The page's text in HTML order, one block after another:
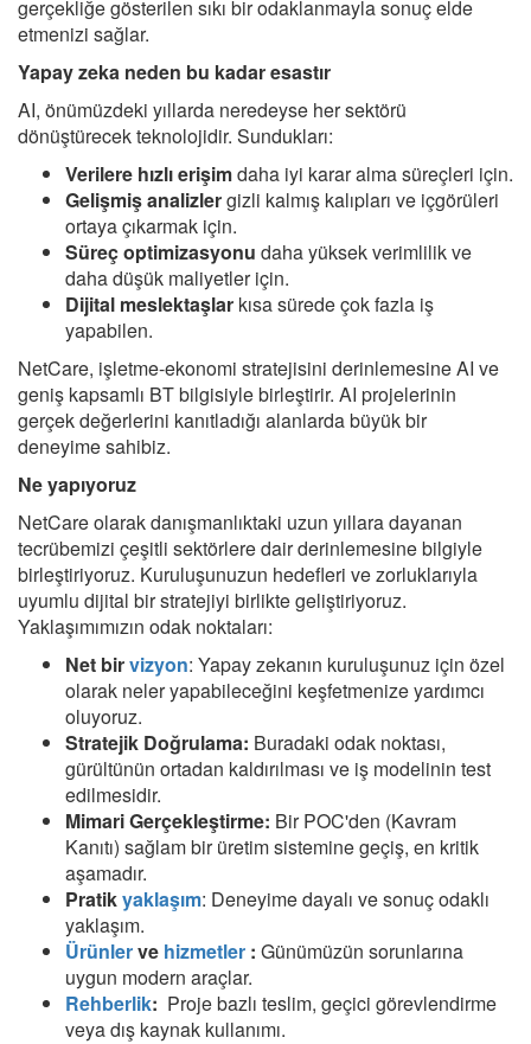
gerçekliğe gösterilen sıkı bir odaklanmayla sonuç elde
etmenizi sağlar.
Yapay zeka neden bu kadar esastır
AI, önümüzdeki yıllarda neredeyse her sektörü
dönüştürecek teknolojidir. Sundukları:
Verilere hızlı erişimdaha iyi karar alma süreçleri için.
Gelişmiş analizlergizli kalmış kalıpları ve içgörüleri
ortaya çıkarmak için.
Süreç optimizasyonu daha yüksek verimlilik ve
daha düşük maliyetler için.
Dijital meslektaşlar kısa sürede çok fazla iş
yapabilen.
NetCare, işletme-ekonomi stratejisini derinlemesine AI ve
geniş kapsamlı BT bilgisiyle birleştirir. AI projelerinin
gerçek değerlerini kanıtladığı alanlarda büyük bir
deneyime sahibiz.
Ne yapıyoruz
NetCare olarak danışmanlıktaki uzun yıllara dayanan
tecrübemizi çeşitli sektörlere dair derinlemesine bilgiyle
birleştiriyoruz. Kuruluşunuzun hedefleri ve zorluklarıyla
uyumlu dijital bir stratejiyi birlikte geliştiriyoruz.
Yaklaşımımızın odak noktaları:
Net birvizyon: Yapay zekanın kuruluşunuz için özel
olarak neler yapabileceğini keşfetmenize yardımcı
oluyoruz.
Stratejik Doğrulama: Buradaki odak noktası,
gürültünün ortadan kaldırılması ve iş modelinin test
edilmesidir.
Mimari Gerçekleştirme: Bir POC'den (Kavram
Kanıtı) sağlam bir üretim sistemine geçiş, en kritik
aşamadır.
Pratikyaklaşım: Deneyime dayalı ve sonuç odaklı
yaklaşım.
Ürünlerve hizmetler : Günümüzün sorunlarına
uygun modern araçlar.
Rehberlik: Proje bazlı teslim, geçici görevlendirme
veya dış kaynak kullanımı.